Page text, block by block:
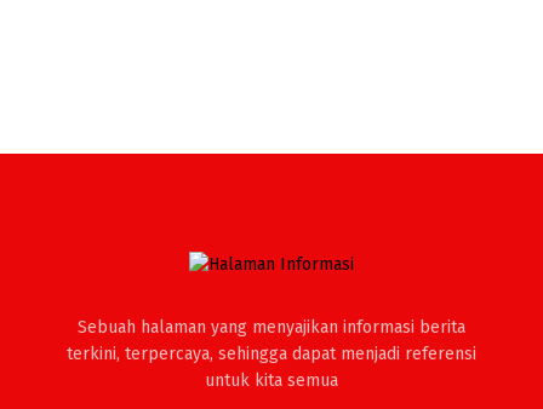
Sebuah halaman yang menyajikan informasi berita
terkini, terpercaya, sehingga dapat menjadi referensi
untuk kita semua